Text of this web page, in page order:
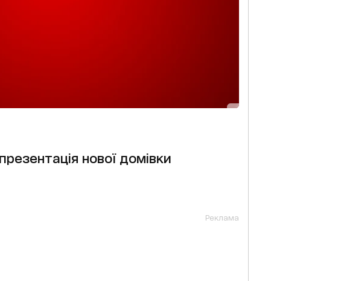
нової домівки
Реклама